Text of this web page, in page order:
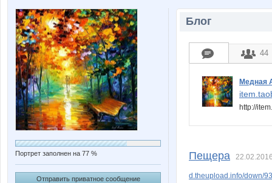
Портрет заполнен на 77 %
Отправить приватное сообщение
Блог
44
Медная
http://
Пещера
d.theupload.info/down/